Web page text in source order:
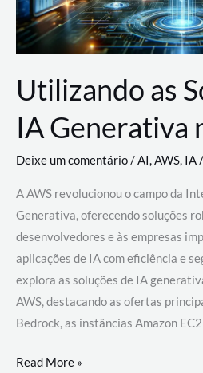
Utilizando as
IA Generativa
Deixe um comentário/AI,AWS, IA/
A AWS revolucionou o campo da
Generativa, oferecendo soluções
desenvolvedores e às empresas
aplicações de IA com eficiência e
explora as soluções de IA
AWS, destacando as ofertas
Bedrock, as instâncias Amazon
Utilizando
Read More »